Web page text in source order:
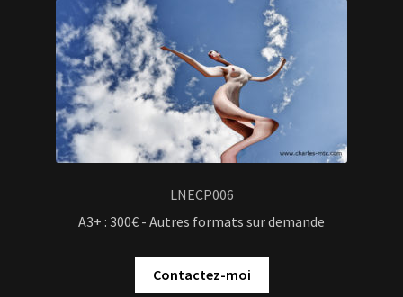
LNECP006
A3+ : 300€ - Autres formats sur demande
Contactez-moi